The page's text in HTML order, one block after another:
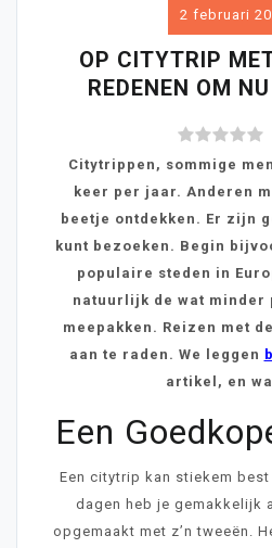
2 februari
OP CITYTRIP
REDENEN OM
Citytrippen, sommige
keer per jaar. Anderen
beetje ontdekken. Er zijn
kunt bezoeken. Begin
populaire steden in
natuurlijk de wat minder
meepakken. Reizen met
aan te raden. We leggen
artikel, en
Een
Een citytrip kan stiekem
dagen heb je gemakkelijk
opgemaakt met z’n tweeën.